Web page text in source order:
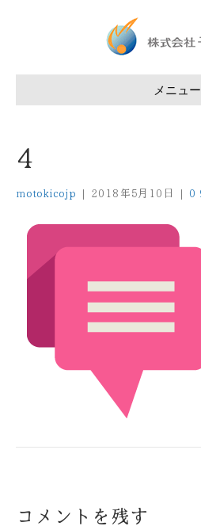
メニュー
4
motokicojp | 2018年5月10日 | 0
コメントを残す